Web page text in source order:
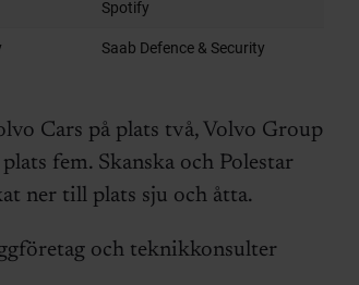
Cars på plats två, Volvo Group
fem. Skanska och Polestar
ner till plats sju och åtta.
och teknikkonsulter